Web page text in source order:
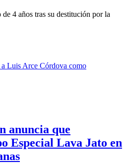
4 años tras su destitución por la
anuncia que
Especial Lava Jato en